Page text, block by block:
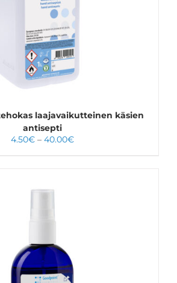
ON
USEAMPI
MUUNNELMA.
VOIT
TEHDÄ
VALINNAT
TUOTTEEN
SIVULLA.
laajavaikutteinen käsien
antisepti
4.50€ – 40.00€Hintaluokka:
VAIHTOEHDOISTA